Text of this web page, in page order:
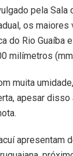
pela Sala
os
do Rio
milímetros
muita
apesar
apresentam